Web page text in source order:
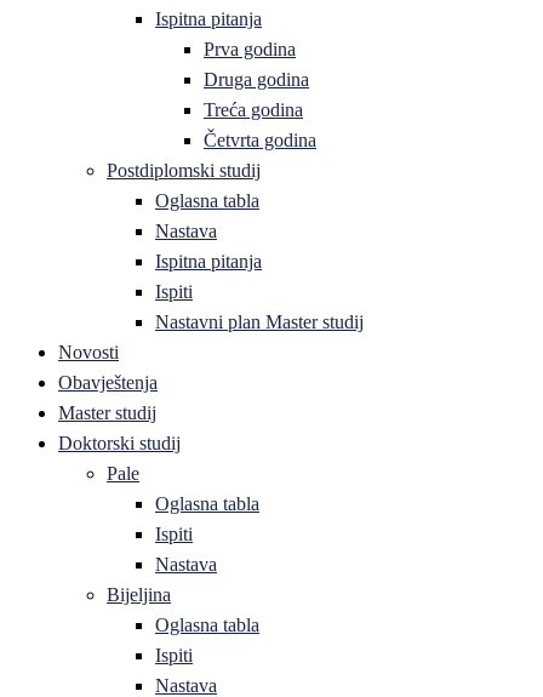
Ispitna pitanja
Prva godina
Druga godina
Treća godina
Četvrta godina
Postdiplomski studij
Oglasna tabla
Nastava
Ispitna pitanja
Ispiti
Nastavni plan Master studij
Novosti
Obavještenja
Master studij
Doktorski studij
Pale
Oglasna tabla
Ispiti
Nastava
Bijeljina
Oglasna tabla
Ispiti
Nastava